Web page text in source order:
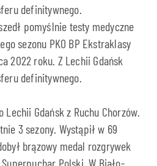
definitywnego.
pomyślnie testy medyczne
sezonu PKO BP Ekstraklasy
2022 roku. Z Lechii Gdańsk
definitywnego.
Gdańsk z Ruchu Chorzów.
3 sezony. Wystąpił w 69
brązowy medal rozgrywek
Polski. W Biało-